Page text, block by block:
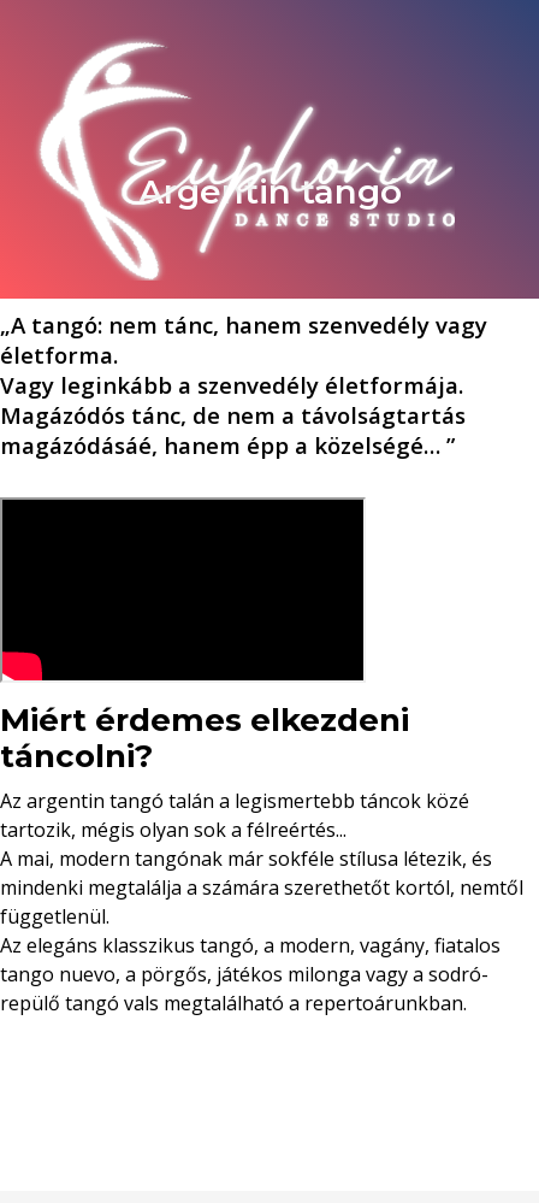
Argentin tangó
„A tangó: nem tánc, hanem szenvedély vagy
életforma.
Vagy leginkább a szenvedély életformája.
Magázódós tánc, de nem a távolságtartás
magázódásáé, hanem épp a közelségé… ”
Miért érdemes elkezdeni
táncolni?
Az argentin tangó talán a legismertebb táncok közé
tartozik, mégis olyan sok a félreértés...
A mai, modern tangónak már sokféle stílusa létezik, és
mindenki megtalálja a számára szerethetőt kortól, nemtől
függetlenül.
Az elegáns klasszikus tangó, a modern, vagány, fiatalos
tango nuevo, a pörgős, játékos milonga vagy a sodró-
repülő tangó vals megtalálható a repertoárunkban.